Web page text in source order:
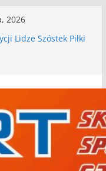
2026
Lidze Szóstek Piłki
w toku przygotowań
piłkarskich
edycję Ligi Szóstek w
piłkarskie